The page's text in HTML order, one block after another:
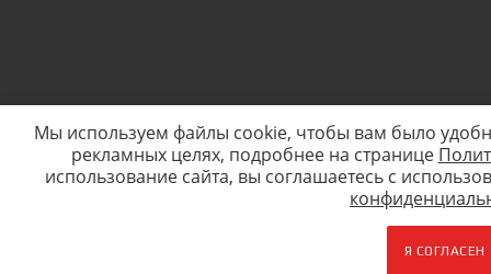
Мы используем файлы cookie, чтобы вам было
рекламных целях, подробнее на странице
использование сайта, вы соглашаетесь c
Я СОГЛАСЕН